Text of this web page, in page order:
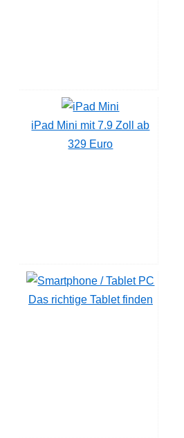
iPad Mini mit 7.9 Zoll ab
329 Euro
Das richtige Tablet finden